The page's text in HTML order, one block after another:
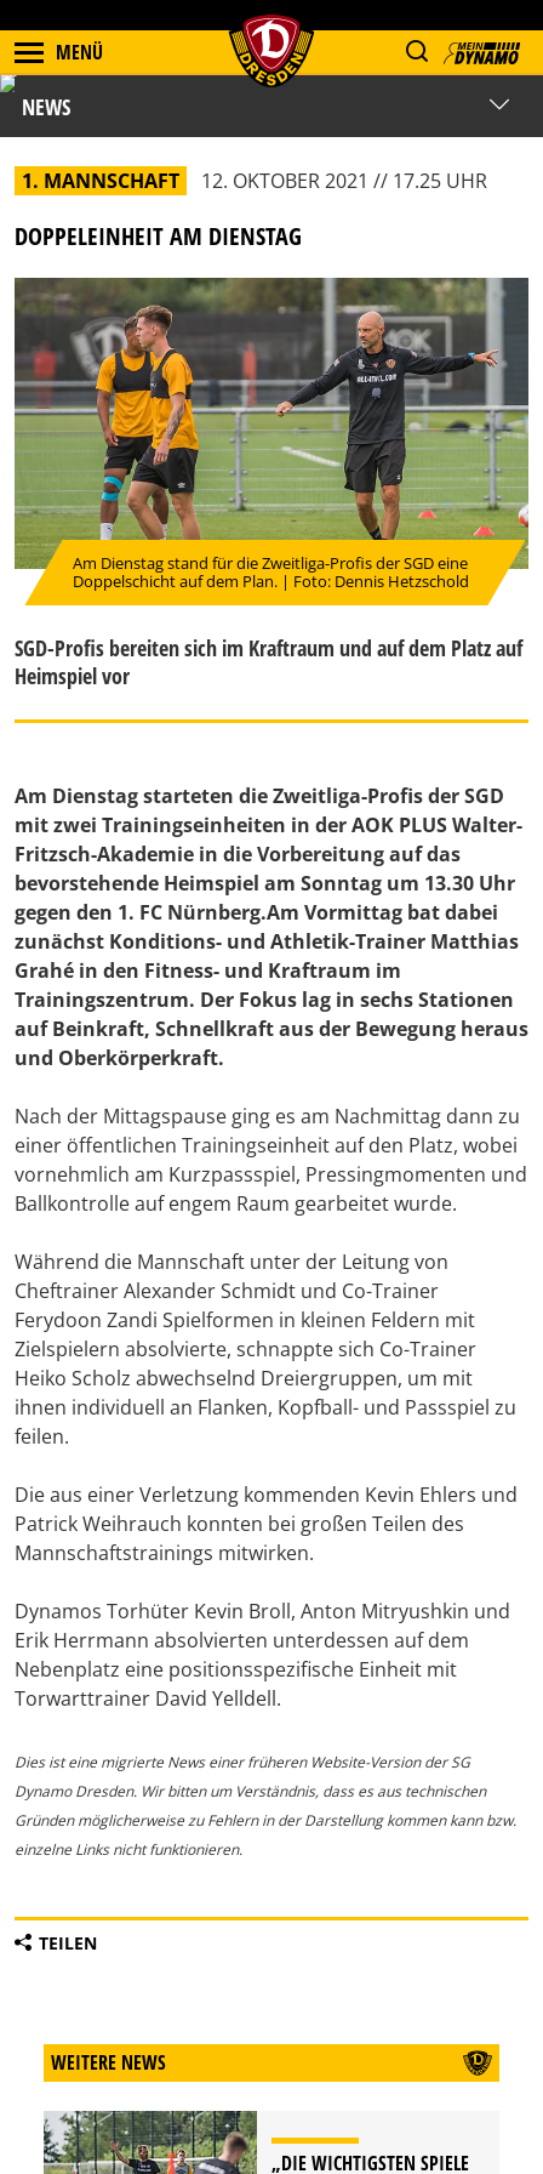
MENÜ
NEWS
1. MANNSCHAFT 12. OKTOBER 2021 // 17.25 UHR
DOPPELEINHEIT AM DIENSTAG
Am Dienstag stand für die Zweitliga-Profis der SGD eine
Doppelschicht auf dem Plan. | Foto: Dennis Hetzschold
SGD-Profis bereiten sich im Kraftraum und auf dem Platz auf
Heimspiel vor
Am Dienstag starteten die Zweitliga-Profis der SGD
mit zwei Trainingseinheiten in der AOK PLUS Walter-
Fritzsch-Akademie in die Vorbereitung auf das
bevorstehende Heimspiel am Sonntag um 13.30 Uhr
gegen den 1. FC Nürnberg.Am Vormittag bat dabei
zunächst Konditions- und Athletik-Trainer Matthias
Grahé in den Fitness- und Kraftraum im
Trainingszentrum. Der Fokus lag in sechs Stationen
auf Beinkraft, Schnellkraft aus der Bewegung heraus
und Oberkörperkraft.
Nach der Mittagspause ging es am Nachmittag dann zu
einer öffentlichen Trainingseinheit auf den Platz, wobei
vornehmlich am Kurzpassspiel, Pressingmomenten und
Ballkontrolle auf engem Raum gearbeitet wurde.
Während die Mannschaft unter der Leitung von
Cheftrainer Alexander Schmidt und Co-Trainer
Ferydoon Zandi Spielformen in kleinen Feldern mit
Zielspielern absolvierte, schnappte sich Co-Trainer
Heiko Scholz abwechselnd Dreiergruppen, um mit
ihnen individuell an Flanken, Kopfball- und Passspiel zu
feilen.
Die aus einer Verletzung kommenden Kevin Ehlers und
Patrick Weihrauch konnten bei großen Teilen des
Mannschaftstrainings mitwirken.
Dynamos Torhüter Kevin Broll, Anton Mitryushkin und
Erik Herrmann absolvierten unterdessen auf dem
Nebenplatz eine positionsspezifische Einheit mit
Torwarttrainer David Yelldell.
Dies ist eine migrierte News einer früheren Website-Version der SG
Dynamo Dresden. Wir bitten um Verständnis, dass es aus technischen
Gründen möglicherweise zu Fehlern in der Darstellung kommen kann bzw.
einzelne Links nicht funktionieren.
TEILEN
WEITERE NEWS
„DIE WICHTIGSTEN SPIELE